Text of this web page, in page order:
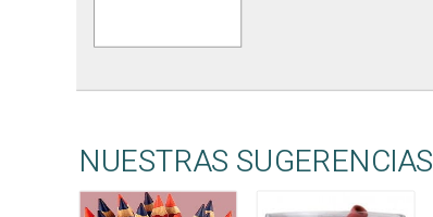
NUESTRAS SUGERENCIAS